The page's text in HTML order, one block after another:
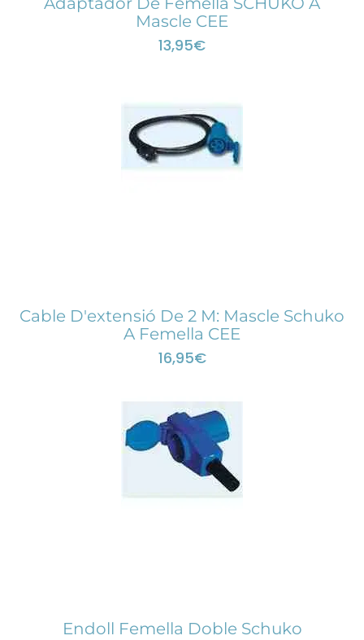
Mascle CEE
13,95€
Cable D'extensió De 2 M: Mascle Schuko
A Femella CEE
16,95€
Endoll Femella Doble Schuko